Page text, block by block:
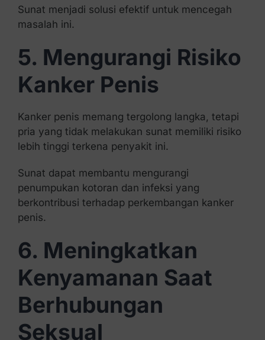
Sunat menjadi solusi efektif untuk mencegah
masalah ini.
5. Mengurangi Risiko
Kanker Penis
Kanker penis memang tergolong langka, tetapi
pria yang tidak melakukan sunat memiliki risiko
lebih tinggi terkena penyakit ini.
Sunat dapat membantu mengurangi
penumpukan kotoran dan infeksi yang
berkontribusi terhadap perkembangan kanker
penis.
6. Meningkatkan
Kenyamanan Saat
Berhubungan
Seksual